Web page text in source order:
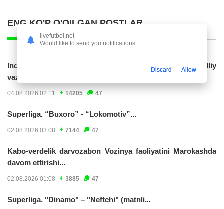
ENG KO'P O'QILGAN POSTLAR
Indoneziya prezidenti JCH-2030ga chiqishni umummilliy
vazifa deb...
04.08.2026 02:11 14205 47
Superliga. “Buxoro” - “Lokomotiv”...
02.08.2026 03:08 7144 47
Kabo-verdelik darvozabon Vozinya faoliyatini Marokashda
davom ettirishi...
02.08.2026 01:08 3885 47
Superliga. "Dinamo" – "Neftchi" (matnli...
livefutbol.net
Would like to send you notifications
Discard Allow